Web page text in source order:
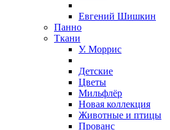
Евгений Шишкин
Панно
Ткани
У. Моррис
Детские
Цветы
Мильфлёр
Новая коллекция
Животные и птицы
Прованс